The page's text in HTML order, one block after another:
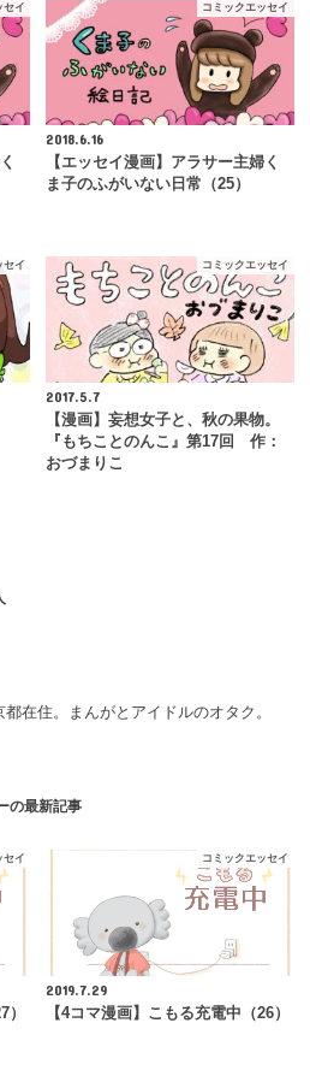
セイ コミックエッセイ
2018.6.16
【エッセイ漫画】アラサー主婦く
ま子のふがいない日常（25）
セイ コミックエッセイ
2017.5.7
【漫画】妄想女子と、秋の果物。
『もちことのんこ』第17回 作：
おづまりこ
在住。まんがとアイドルのオタク。
の最新記事
セイ
）
コミックエッセイ
2019.7.29
【4コマ漫画】こもる充電中（26）